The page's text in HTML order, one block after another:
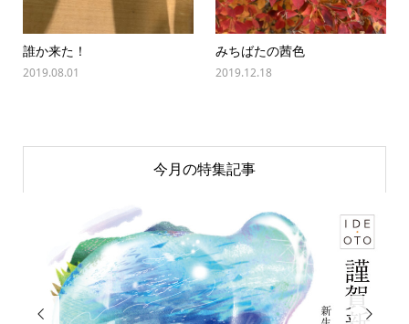
誰か来た！
2019.08.01
みちばたの茜色
2019.12.18
今月の特集記事
 